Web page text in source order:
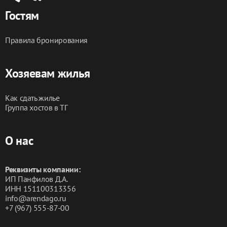
Гостям
Правила бронирования
Хозяевам жилья
Как сдать жилье
Группа хостов в ТГ
О нас
Реквизиты компании:
ИП Панфилов Д.А.
ИНН 151100313356
info@arendago.ru
+7 (967) 555-87-00